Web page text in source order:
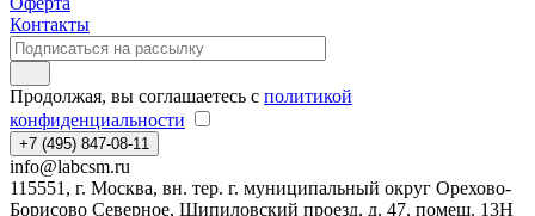
Контакты
Продолжая, вы соглашаетесь с политикой
конфиденциальности
+7 (495) 847-08-11
info@labcsm.ru
115551, г. Москва, вн. тер. г. муниципальный округ Орехово-
Борисово Северное, Шипиловский проезд, д. 47, помещ. 13Н